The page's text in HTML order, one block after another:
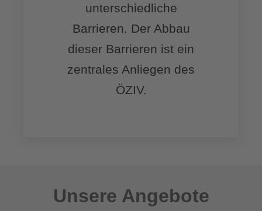
unterschiedliche
Barrieren. Der Abbau
dieser Barrieren ist ein
zentrales Anliegen des
ÖZIV.
Unsere Angebote